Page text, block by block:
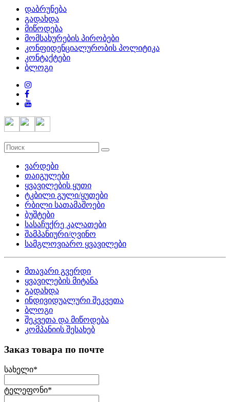
დაბრუნება
გადახდა
მიწოდება
მომსახურების პირობები
კონფიდენციალურობის პოლიტიკა
კონტაქტები
ბლოგი
ვარდები
თაიგულები
ყვავილების ყუთი
ტკბილი გული/ყუთები
რბილი სათამაშოები
ბუშტები
სასაჩუქრე კალათები
შამპანიური/ღვინო
სამგლოვიარო ყვავილები
მთავარი გვერდი
ყვავილების მიტანა
გადახდა
ინდივიდუალური შეკვეთა
ბლოგი
შეკვეთა და მიწოდება
კომპანიის შესახებ
Заказ товара по почте
სახელი*
ტელეფონი*